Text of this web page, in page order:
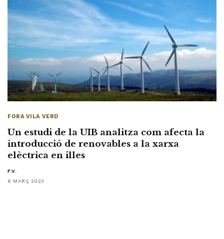
FORA VILA VERD
Un estudi de la UIB analitza com afecta la
introducció de renovables a la xarxa
elèctrica en illes
F.V.
6 MARÇ 2023